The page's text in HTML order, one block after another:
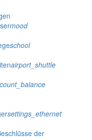
mood
school
airport_shuttle
settings_ethernet
der